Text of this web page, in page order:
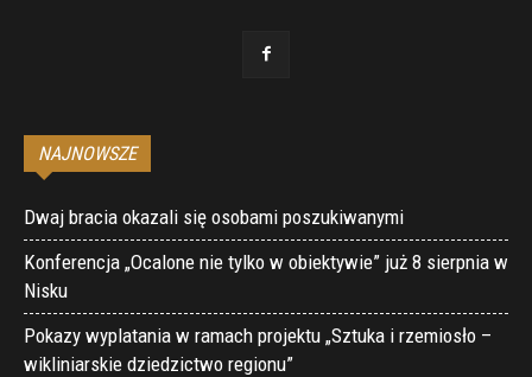
NAJNOWSZE
Dwaj bracia okazali się osobami poszukiwanymi
Konferencja „Ocalone nie tylko w obiektywie” już 8 sierpnia w
Nisku
Pokazy wyplatania w ramach projektu „Sztuka i rzemiosło –
wikliniarskie dziedzictwo regionu”